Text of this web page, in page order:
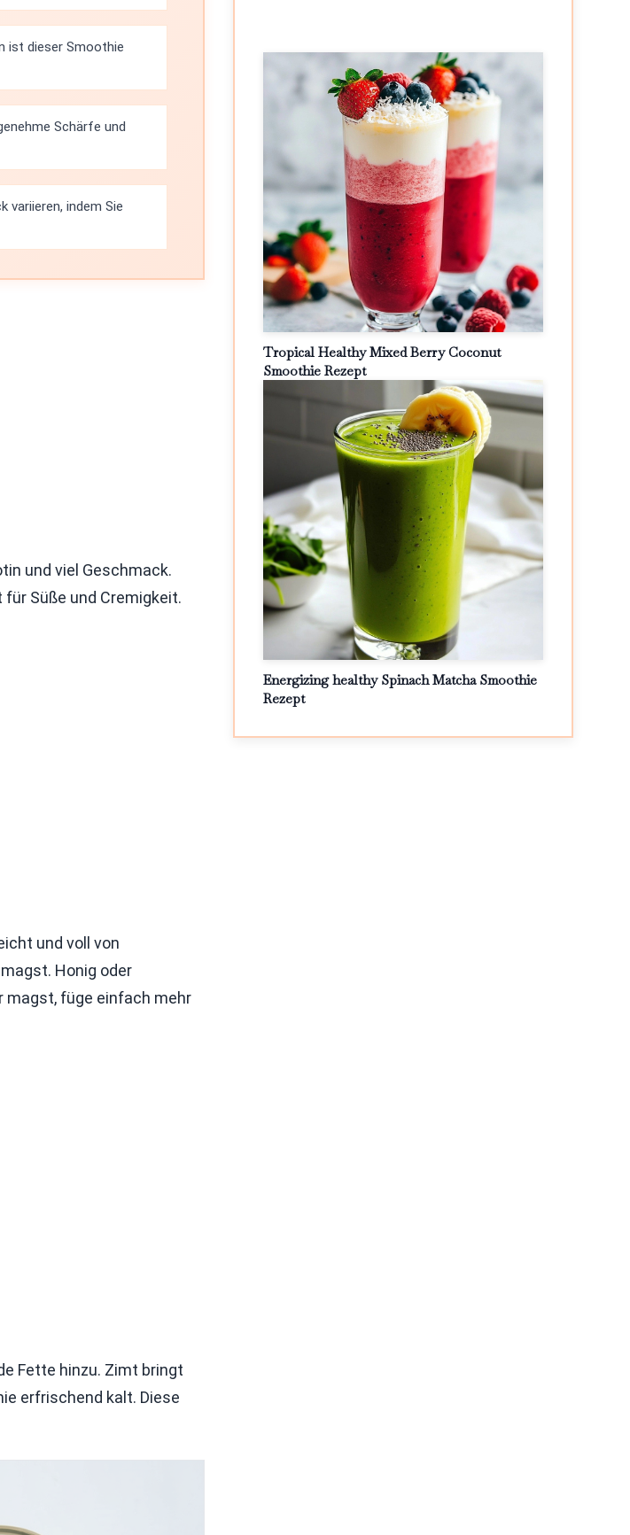
ist dieser Smoothie
Schärfe und
variieren, indem Sie
und viel Geschmack.
Süße und Cremigkeit.
und voll von
Honig oder
magst, füge einfach mehr
Fette hinzu. Zimt bringt
erfrischend kalt. Diese
Tropical Healthy Mixed Berry Coconut
Smoothie Rezept
Energizing healthy Spinach Matcha Smoothie
Rezept